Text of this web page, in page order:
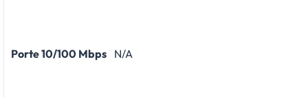
Porte 10/100 Mbps N/A